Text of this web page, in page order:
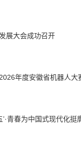
展大会成功召开
年度安徽省机器人大
’·青春为中国式现代化